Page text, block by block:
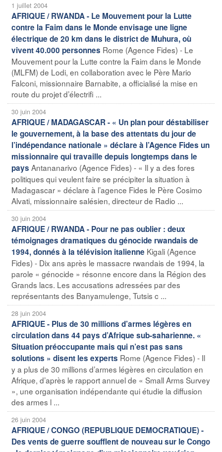
1 juillet 2004
AFRIQUE / RWANDA - Le Mouvement pour la Lutte
contre la Faim dans le Monde envisage une ligne
électrique de 20 km dans le district de Muhura, où
vivent 40.000 personnes Rome (Agence Fides) - Le
Mouvement pour la Lutte contre la Faim dans le Monde
(MLFM) de Lodi, en collaboration avec le Père Mario
Falconi, missionnaire Barnabite, a officialisé la mise en
route du projet d’électrifi ...
30 juin 2004
AFRIQUE / MADAGASCAR - « Un plan pour déstabiliser
le gouvernement, à la base des attentats du jour de
l’indépendance nationale » déclare à l’Agence Fides un
missionnaire qui travaille depuis longtemps dans le
pays Antananarivo (Agence Fides) - « Il y a des fores
politiques qui veulent faire se précipiter la situation à
Madagascar » déclare à l’agence Fides le Père Cosimo
Alvati, missionnaire salésien, directeur de Radio ...
30 juin 2004
AFRIQUE / RWANDA - Pour ne pas oublier : deux
témoignages dramatiques du génocide rwandais de
1994, donnés à la télévision italienne Kigali (Agence
Fides) - Dix ans après le massacre rwandais de 1994, la
parole « génocide » résonne encore dans la Région des
Grands lacs. Les accusations adressées par des
représentants des Banyamulenge, Tutsis c ...
28 juin 2004
AFRIQUE - Plus de 30 millions d’armes légères en
circulation dans 44 pays d’Afrique sub-saharienne. «
Situation préoccupante mais qui n’est pas sans
solutions » disent les experts Rome (Agence Fides) - Il
y a plus de 30 millions d’armes légères en circulation en
Afrique, d’après le rapport annuel de « Small Arms Survey
», une organisation indépendante qui étudie la diffusion
des armes l ...
26 juin 2004
AFRIQUE / CONGO (REPUBLIQUE DEMOCRATIQUE) -
Des vents de guerre soufflent de nouveau sur le Congo